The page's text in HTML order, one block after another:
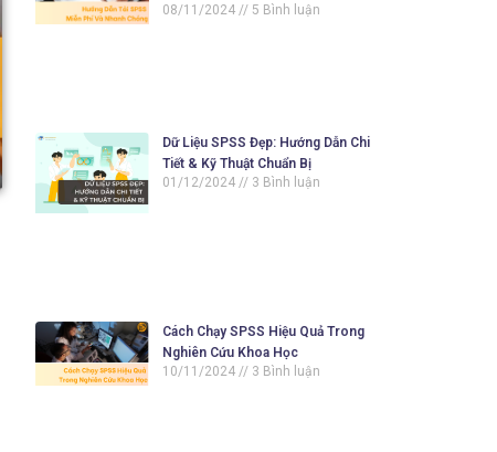
08/11/2024
5 Bình luận
Dữ Liệu SPSS Đẹp: Hướng Dẫn Chi
Tiết & Kỹ Thuật Chuẩn Bị
01/12/2024
3 Bình luận
Cách Chạy SPSS Hiệu Quả Trong
Nghiên Cứu Khoa Học
10/11/2024
3 Bình luận